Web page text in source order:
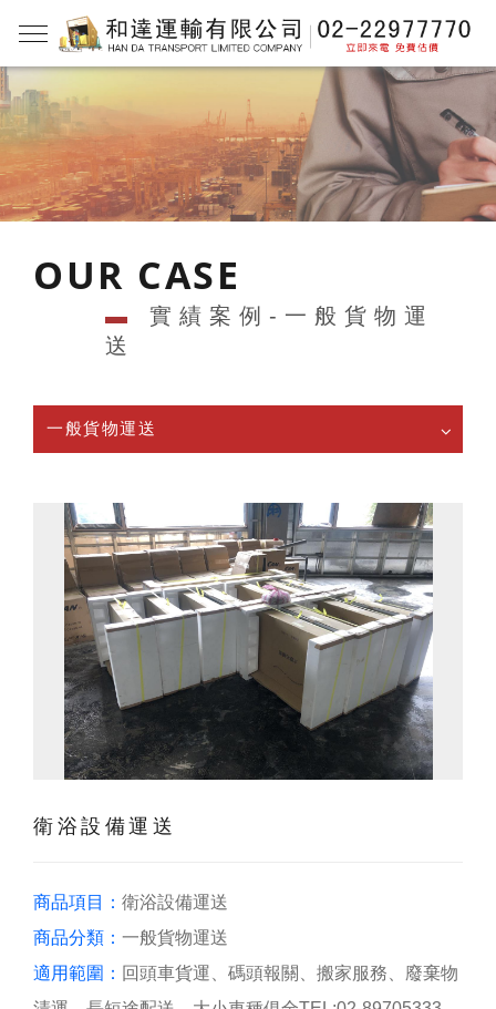
OUR CASE
▬
實績案例-一般貨物運
送
一般貨物運送
衛浴設備運送
商品項目： 衛浴設備運送
商品分類： 一般貨物運送
適用範圍： 回頭車貨運、碼頭報關、搬家服務、廢棄物